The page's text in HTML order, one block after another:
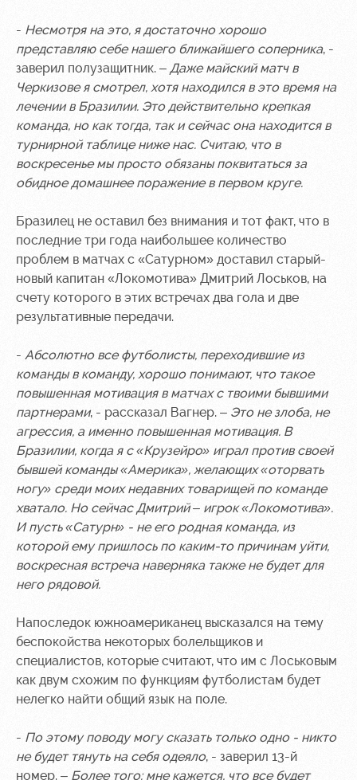
- Несмотря на это, я достаточно хорошо
представляю себе нашего ближайшего соперника, -
заверил полузащитник. – Даже майский матч в
Черкизове я смотрел, хотя находился в это время на
лечении в Бразилии. Это действительно крепкая
команда, но как тогда, так и сейчас она находится в
турнирной таблице ниже нас. Считаю, что в
воскресенье мы просто обязаны поквитаться за
обидное домашнее поражение в первом круге.
Бразилец не оставил без внимания и тот факт, что в
последние три года наибольшее количество
проблем в матчах с «Сатурном» доставил старый-
новый капитан «Локомотива» Дмитрий Лоськов, на
счету которого в этих встречах два гола и две
результативные передачи.
- Абсолютно все футболисты, переходившие из
команды в команду, хорошо понимают, что такое
повышенная мотивация в матчах с твоими бывшими
партнерами, - рассказал Вагнер. – Это не злоба, не
агрессия, а именно повышенная мотивация. В
Бразилии, когда я с «Крузейро» играл против своей
бывшей команды «Америка», желающих «оторвать
ногу» среди моих недавних товарищей по команде
хватало. Но сейчас Дмитрий – игрок «Локомотива».
И пусть «Сатурн» - не его родная команда, из
которой ему пришлось по каким-то причинам уйти,
воскресная встреча наверняка также не будет для
него рядовой.
Напоследок южноамериканец высказался на тему
беспокойства некоторых болельщиков и
специалистов, которые считают, что им с Лоськовым
как двум схожим по функциям футболистам будет
нелегко найти общий язык на поле.
- По этому поводу могу сказать только одно - никто
не будет тянуть на себя одеяло, - заверил 13-й
номер. – Более того: мне кажется, что все будет